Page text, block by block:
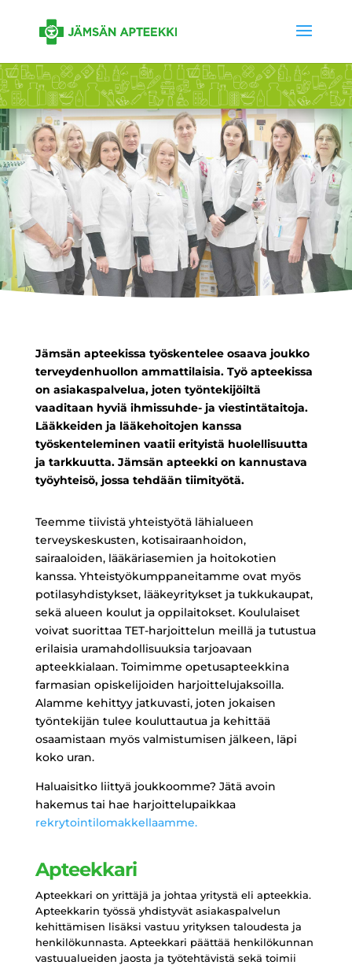
Jämsän apteekissa työskentelee osaava joukko
terveydenhuollon ammattilaisia. Työ apteekissa
on asiakaspalvelua, joten työntekijöiltä
vaaditaan hyviä ihmissuhde- ja viestintätaitoja.
Lääkkeiden ja lääkehoitojen kanssa
työskenteleminen vaatii erityistä huolellisuutta
ja tarkkuutta. Jämsän apteekki on kannustava
työyhteisö, jossa tehdään tiimityötä.
Teemme tiivistä yhteistyötä lähialueen
terveyskeskusten, kotisairaanhoidon,
sairaaloiden, lääkäriasemien ja hoitokotien
kanssa. Yhteistyökumppaneitamme ovat myös
potilasyhdistykset, lääkeyritykset ja tukkukaupat,
sekä alueen koulut ja oppilaitokset. Koululaiset
voivat suorittaa TET-harjoittelun meillä ja tutustua
erilaisia uramahdollisuuksia tarjoavaan
apteekkialaan. Toimimme opetusapteekkina
farmasian opiskelijoiden harjoittelujaksoilla.
Alamme kehittyy jatkuvasti, joten jokaisen
työntekijän tulee kouluttautua ja kehittää
osaamistaan myös valmistumisen jälkeen, läpi
koko uran.
Haluaisitko liittyä joukkoomme? Jätä avoin
hakemus tai hae harjoittelupaikkaa
rekrytointilomakkellaamme.
houkutteleva vaihtoehto suomalaisille. Tutkimme Suomen pimeän verkon maailmaa ja sitä, miten suomalaiset
ostavat sieltä lääkkeensä.
Apteekkari
Apteekkari on yrittäjä ja johtaa yritystä eli apteekkia.
Apteekkarin työssä yhdistyvät asiakaspalvelun
kehittämisen lisäksi vastuu yrityksen taloudesta ja
henkilökunnasta. Apteekkari päättää henkilökunnan
vastuualueiden jaosta ja työtehtävistä sekä toimii